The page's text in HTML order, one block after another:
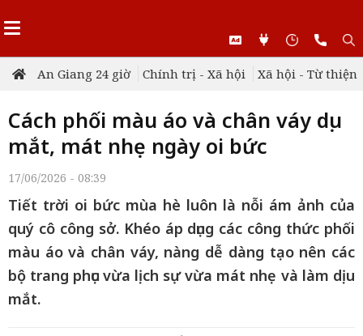
An Giang 24 giờ Chính trị - Xã hội Xã hội - Từ thiện
Cách phối màu áo và chân váy dịu
mắt, mát nhẹ ngày oi bức
17/06/2026 - 08:39
Tiết trời oi bức mùa hè luôn là nỗi ám ảnh của
quý cô công sở. Khéo áp dụng các công thức phối
màu áo và chân váy, nàng dễ dàng tạo nên các
bộ trang phục vừa lịch sự vừa mát nhẹ và làm dịu
mắt.